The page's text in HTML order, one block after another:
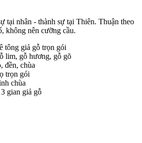
–
Quảng
Bình
Xuân
–
Tiên
–
Yên
tại nhân - thành sự tại Thiên. Thuận theo
không nên cưỡng cầu.
tông giả gỗ trọn gói
lim, gỗ hương, gỗ gõ
đền, chùa
trọn gói
chùa
gian giả gỗ